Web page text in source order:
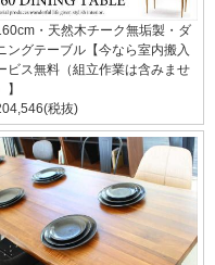
・天然木チーク無垢製・ダ
ングテーブル【今なら室内搬入
ビス無料（組立作業は含みませ
】
税抜)